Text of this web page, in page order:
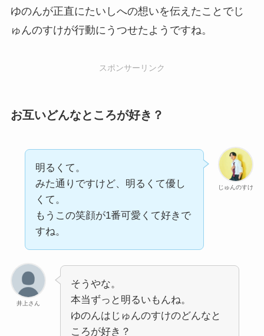
ゆのんが正直にたいしへの想いを伝えたことでじ
ゅんのすけが行動にうつせたようですね。
スポンサーリンク
お互いどんなところが好き？
じゅんのすけ
明るくて。
みた通りですけど、明るくて優し
くて。
もうこの笑顔が1番可愛くて好きで
すね。
井上さん
そうやな。
本当ずっと明るいもんね。
ゆのんはじゅんのすけのどんなと
ころが好き？